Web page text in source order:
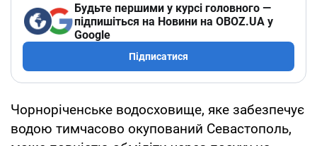
Будьте першими у курсі головного —
підпишіться на Новини на OBOZ.UA у
Google
Підписатися
Чорноріченське водосховище, яке забезпечує
водою тимчасово окупований Севастополь,